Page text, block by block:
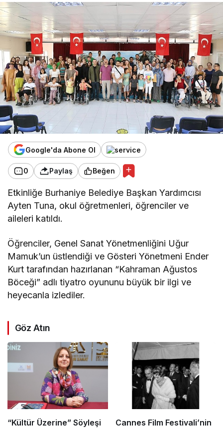
Google'da Abone Ol
0 Paylaş Beğen
Etkinliğe Burhaniye Belediye Başkan Yardımcısı
Ayten Tuna, okul öğretmenleri, öğrenciler ve
aileleri katıldı.
Öğrenciler, Genel Sanat Yönetmenliğini Uğur
Mamuk’un üstlendiği ve Gösteri Yönetmeni Ender
Kurt tarafından hazırlanan “Kahraman Ağustos
Böceği” adlı tiyatro oyununu büyük bir ilgi ve
heyecanla izlediler.
Göz Atın
“Kültür Üzerine” Söyleşi
Cannes Film Festivali’nin